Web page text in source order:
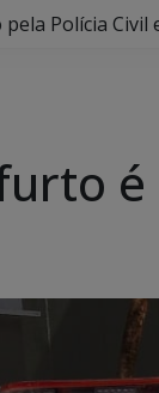
Polícia Civil
é